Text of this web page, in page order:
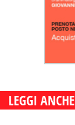
LEGGI ANCHE